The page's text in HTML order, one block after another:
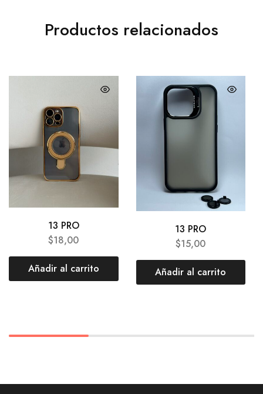
Productos relacionados
13 PRO
$18,00
Añadir al carrito
13 PRO
$15,00
Añadir al carrito